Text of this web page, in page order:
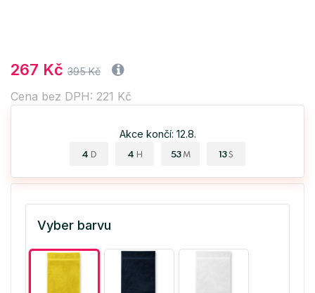
267 Kč 395 Kč
Cena bez DPH: 221 Kč
Akce končí: 12.8.
4 D 4 H 53 M 13S
Vyber barvu